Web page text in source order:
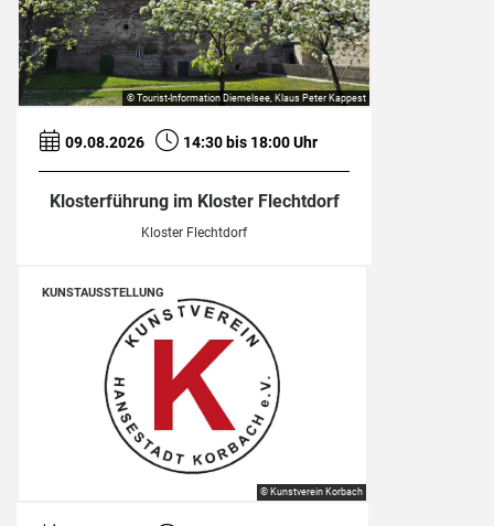
09.08.2026 14:30 bis 18:00 Uhr
Klosterführung im Kloster Flechtdorf
Kloster Flechtdorf
© Tourist-Information Diemelsee, Klaus Peter Kappest
KUNSTAUSSTELLUNG
© Kunstverein Korbach